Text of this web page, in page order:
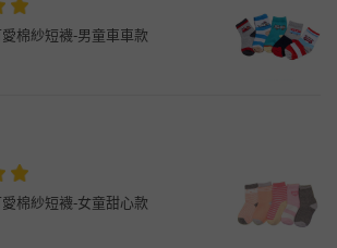
棉紗短襪-男童車車款
棉紗短襪-女童甜心款